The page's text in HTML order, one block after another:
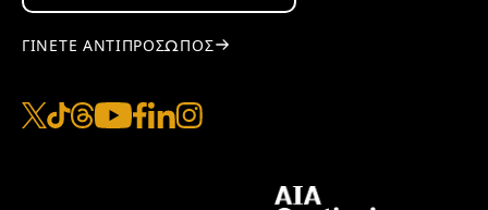
ΓΊΝΕΤΕ ΑΝΤΙΠΡΌΣΩΠΟΣ